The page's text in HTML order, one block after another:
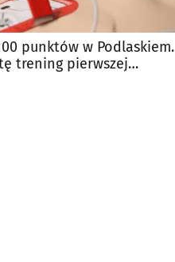
punktów w Podlaskiem.
trening pierwszej